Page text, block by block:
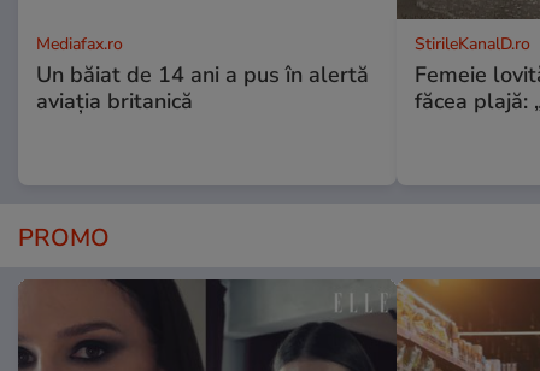
Mediafax.ro
Un băiat de 14 ani a pus în alertă
aviația britanică
StirileKanalD.ro
Femeie
făcea plajă:
PROMO